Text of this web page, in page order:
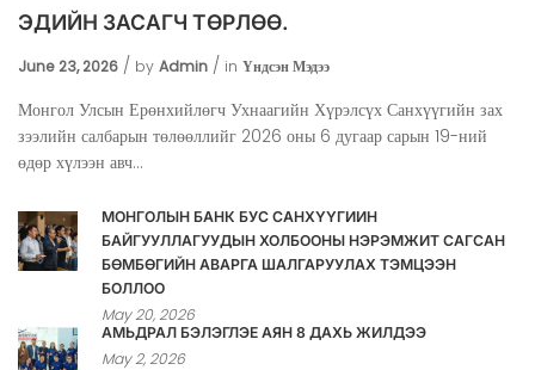
ЭДИЙН ЗАСАГЧ ТӨРЛӨӨ.
June 23, 2026 by Admin in Үндсэн Мэдээ
Монгол Улсын Ерөнхийлөгч Ухнаагийн Хүрэлсүх Санхүүгийн зах
зээлийн салбарын төлөөллийг 2026 оны 6 дугаар сарын 19-ний
өдөр хүлээн авч...
МОНГОЛЫН БАНК БУС САНХҮҮГИЙН
БАЙГУУЛЛАГУУДЫН ХОЛБООНЫ НЭРЭМЖИТ САГСАН
БӨМБӨГИЙН АВАРГА ШАЛГАРУУЛАХ ТЭМЦЭЭН
БОЛЛОО
May 20, 2026
АМЬДРАЛ БЭЛЭГЛЭЕ АЯН 8 ДАХЬ ЖИЛДЭЭ
May 2, 2026